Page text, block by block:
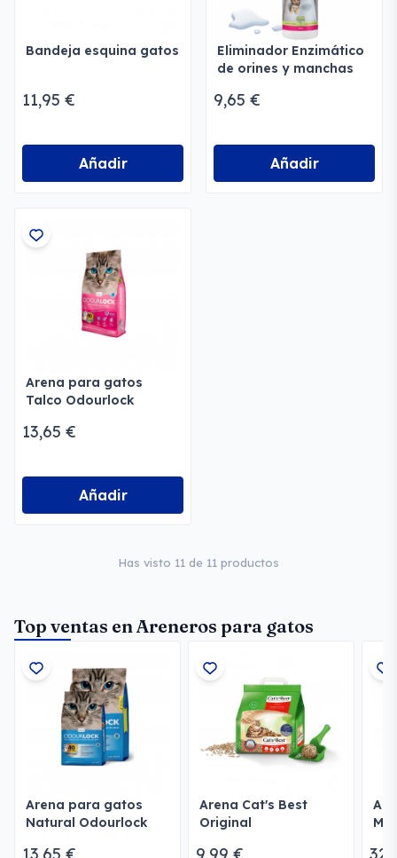
Bandeja esquina gatos
11,95 €
Añadir
Eliminador Enzimático
de orines y manchas
9,65 €
Añadir
Arena para gatos
Talco Odourlock
13,65 €
Añadir
Has visto 11 de 11 productos
Top ventas en Areneros para gatos
Arena para gatos
Natural Odourlock
Arena Cat's Best
Original